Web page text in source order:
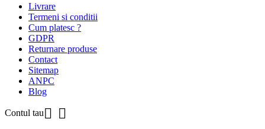
Livrare
Termeni si conditii
Cum platesc ?
GDPR
Returnare produse
Contact
Sitemap
ANPC
Blog
Contul tau 